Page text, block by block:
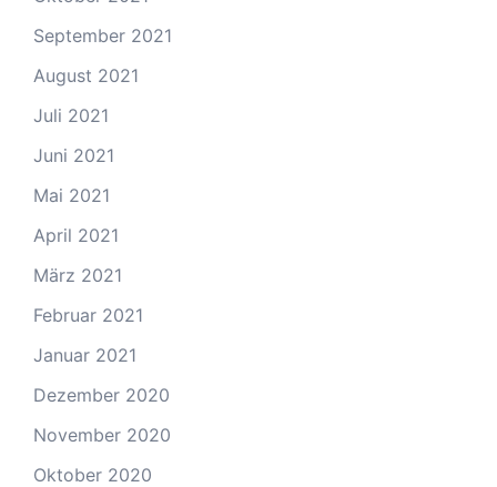
September 2021
August 2021
Juli 2021
Juni 2021
Mai 2021
April 2021
März 2021
Februar 2021
Januar 2021
Dezember 2020
November 2020
Oktober 2020